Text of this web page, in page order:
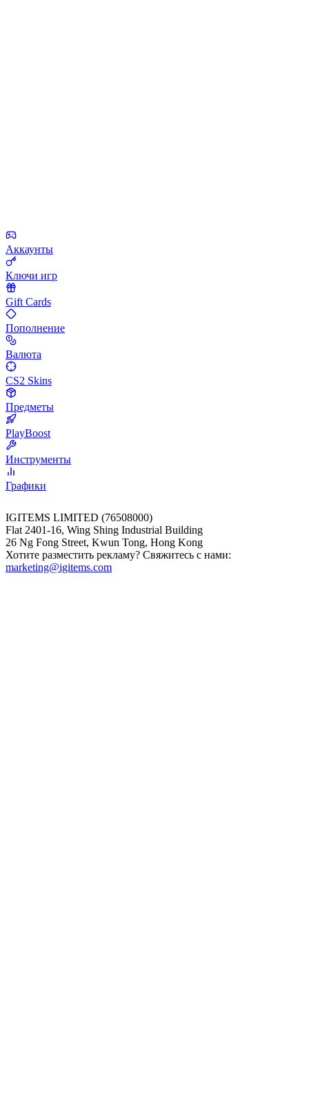
Аккаунты
Ключи игр
Gift Cards
Пополнение
Валюта
CS2 Skins
Предметы
PlayBoost
Инструменты
Графики
IGITEMS LIMITED (76508000)
Flat 2401-16, Wing Shing Industrial Building
26 Ng Fong Street, Kwun Tong, Hong Kong
Хотите разместить рекламу? Свяжитесь с нами:
marketing@igitems.com